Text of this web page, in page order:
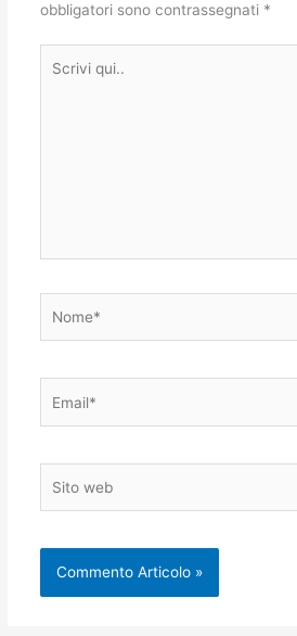
obbligatori sono contrassegnati *
qui..
web